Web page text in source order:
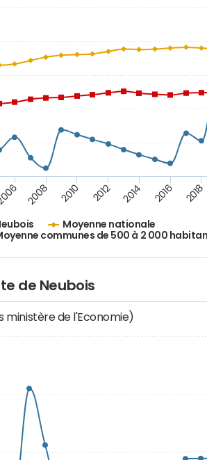
Moyenne nationale
communes de 500 à 2 000
2008 2010 2012 2014 2016 2018
de Neubois
ministère de l'Economie)